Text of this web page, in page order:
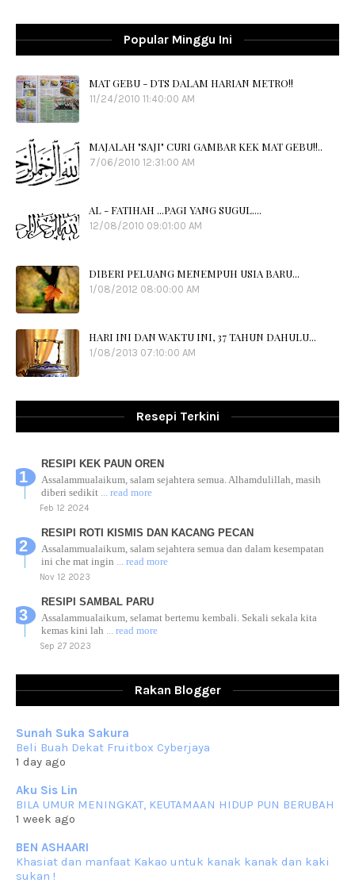
Popular Minggu Ini
MAT GEBU - DTS DALAM HARIAN METRO!!
11/24/2010 11:40:00 AM
MAJALAH "SAJI" CURI GAMBAR KEK MAT GEBU!!..
7/06/2010 12:31:00 AM
AL - FATIHAH ...PAGI YANG SUGUL....
12/08/2010 09:01:00 AM
DIBERI PELUANG MENEMPUH USIA BARU...
1/08/2012 08:00:00 AM
HARI INI DAN WAKTU INI, 37 TAHUN DAHULU...
1/08/2013 07:10:00 AM
Resepi Terkini
RESIPI KEK PAUN OREN
Assalammualaikum, salam sejahtera semua. Alhamdulillah, masih
diberi sedikit ... read more
Feb 12 2024
RESIPI ROTI KISMIS DAN KACANG PECAN
Assalammualaikum, salam sejahtera semua dan dalam kesempatan
ini che mat ingin ... read more
Nov 12 2023
RESIPI SAMBAL PARU
Assalammualaikum, selamat bertemu kembali. Sekali sekala kita
kemas kini lah ... read more
Sep 27 2023
Assalammualaikum, salam sejahtera dan salam rindu untuk semua.
RESIPI KUIH KASWI KELEDEK UNGU
Assalammualaikum, salam semua. Masih belum terlambat untuk che
mat ucapkan
Jun 30 2023
RESIPI KURMA AYAM MERAH
Assalammualaikum, salam semua. Hari ni 4 Zulhijjah 1444 Hijrah,
Jun 23 2023
RESIPI SAMBAL PARU
Rakan Blogger
Sunah Suka Sakura
Beli Buah Dekat Fruitbox Cyberjaya
1 day ago
Aku Sis Lin
BILA UMUR MENINGKAT, KEUTAMAAN HIDUP PUN BERUBAH
1 week ago
BEN ASHAARI
Khasiat dan manfaat Kakao untuk kanak kanak dan kaki
sukan !